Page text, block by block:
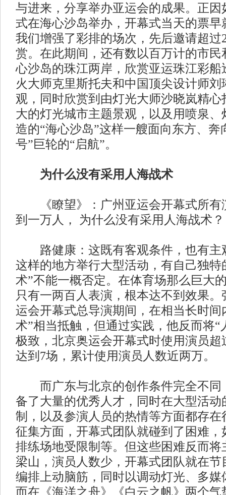
与进来，分享举办亚运会的成果。正因
式在海心沙岛举办，开幕式当天的票早
我们增强了彩排的场次，先后邀请超过
赏。在此期间，还有数以百万计的市民
心沙岛的珠江两岸，欣赏亚运珠江彩船
火大师克里斯托夫和中国顶尖设计师刘
观，同时欣赏到由灯光大师沙晓岚精心
大的灯光城市主题景观，以及用喷泉、
造的“海心沙岛”这样一艘面向东方、奔
号”巨轮的“启航”。
为什么没有采用人海战术
《瞭望》：广州亚运会开幕式所有
到一万人， 为什么没有采用人海战术？
路健康：这既有客观条件，也有主
这样的地方举行大型活动，有自己独特
术”不能一概否定。在体育场那么巨大
只有一两百人表演，根本达不到效果
运会开幕式总导演期间，在相当长时间
术”相当抵触，但通过实践，他反而将“
极致，北京奥运会开幕式时使用演员超
达到7场，累计使用演员人数近两万。
而广东与北京的创作条件完全不同
备了大量的优秀人才，同时在大型活动
制，以及参演人员的热情等方面都存在
征集方面，开幕式团队就碰到了困难，
排练场地受限制等。但这些困难反而将
梁山，演员人数少，开幕式团队就在节
编排上动脑筋，同时以调动灯光、多媒
而在《海洋之舟》《白云之帆》两个气